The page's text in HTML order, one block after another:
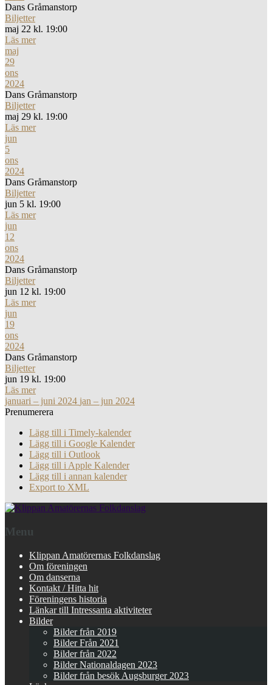
Dans Gråmanstorp
Biljetter
maj 22 kl. 19:00
Läs mer
maj
29
ons
2024
Dans Gråmanstorp
Biljetter
maj 29 kl. 19:00
Läs mer
jun
5
ons
2024
Dans Gråmanstorp
Biljetter
jun 5 kl. 19:00
Läs mer
jun
12
ons
2024
Dans Gråmanstorp
Biljetter
jun 12 kl. 19:00
Läs mer
jun
19
ons
2024
Dans Gråmanstorp
Biljetter
jun 19 kl. 19:00
Läs mer
januari – juni 2024 jan – jun 2024
Prenumerera
Lägg till i Timely-kalender
Lägg till i Google Kalender
Lägg till i Outlook
Lägg till i Apple Kalender
Lägg till i annan kalender
Export to XML
Menu
Klippan Amatörernas Folkdanslag
Om föreningen
Om danserna
Kontakt / Hitta hit
Föreningens historia
Länkar till Intressanta aktiviteter
Bilder
Bilder från 2019
Bilder Från 2021
Bilder från 2022
Bilder Nationaldagen 2023
Bilder från besök Augsburger 2023